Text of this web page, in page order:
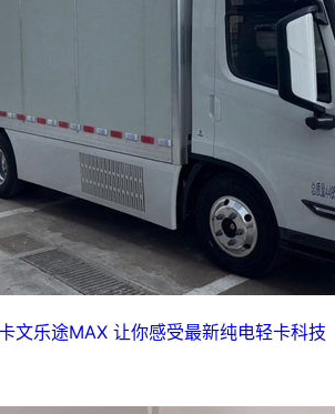
文乐途MAX 让你感受最新纯电轻卡科技